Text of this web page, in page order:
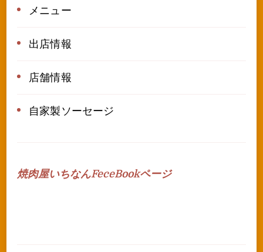
メニュー
出店情報
店舗情報
自家製ソーセージ
焼肉屋いちなんFeceBookページ